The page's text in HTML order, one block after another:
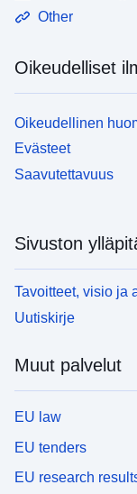
Other
Oikeudelliset
Oikeudellinen
Evästeet
Saavutettavuus
Sivuston
Tavoitteet, visio ja
Uutiskirje
Muut palvelut
EU law
EU tenders
EU research